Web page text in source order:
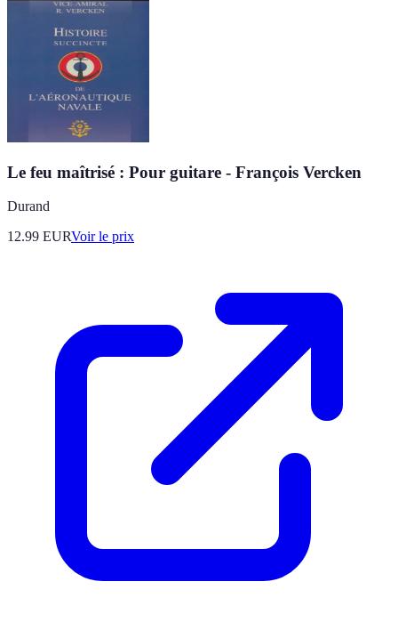
Le feu maîtrisé : Pour guitare - François Vercken
Durand
12.99 EURVoir le prix